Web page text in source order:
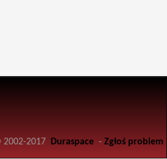
2002-2017 Duraspace - Zgłoś problem